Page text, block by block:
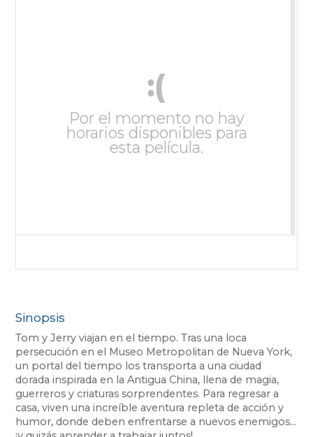
:(
Por el momento no hay
horarios disponibles para
esta película.
Sinopsis
Tom y Jerry viajan en el tiempo. Tras una loca
persecución en el Museo Metropolitan de Nueva York,
un portal del tiempo los transporta a una ciudad
dorada inspirada en la Antigua China, llena de magia,
guerreros y criaturas sorprendentes. Para regresar a
casa, viven una increíble aventura repleta de acción y
humor, donde deben enfrentarse a nuevos enemigos…